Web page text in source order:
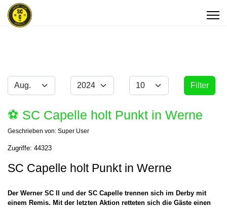
Filter
Monat Jahr Anzeige #
Filter
⚽️ SC Capelle holt Punkt in Werne
Geschrieben von: Super User
Zugriffe: 44323
SC Capelle holt Punkt in Werne
Der Werner SC II und der SC Capelle trennen sich im Derby mit
einem Remis. Mit der letzten Aktion retteten sich die Gäste einen